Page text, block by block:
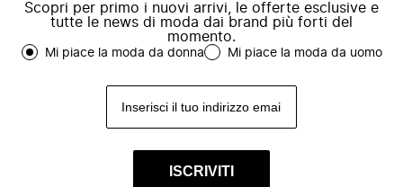
Scopri per primo i nuovi arrivi, le offerte esclusive e
tutte le news di moda dai brand più forti del
momento.
Mi piace la moda da donna Mi piace la moda da uomo
ISCRIVITI